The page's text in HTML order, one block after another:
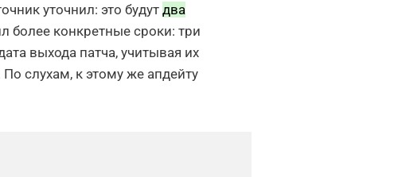
уточнил: это будутдва
более конкретные сроки: три
выхода патча, учитывая их
слухам, к этому же апдейту